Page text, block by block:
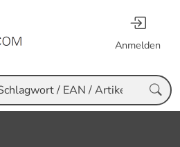
Anmelden